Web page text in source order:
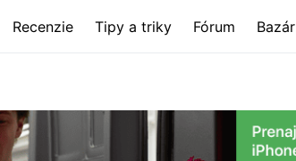
Recenzie Tipy a triky Fórum Bazár